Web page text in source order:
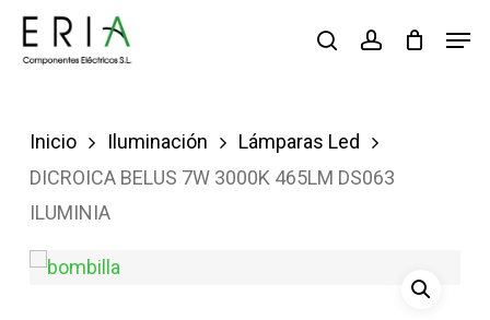
Saltar
buscaraccount
Inicio Iluminación
Lámparas Led
DICROICA BELUS 7W 3000K 465LM DS063
ILUMINIA